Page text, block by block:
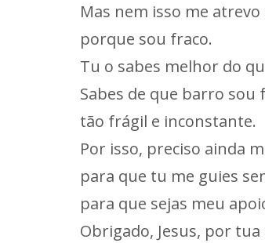
Mas nem isso me
porque sou fraco.
Tu o sabes melhor do
Sabes de que barro sou
tão frágil e inconstante.
Por isso, preciso ainda
para que tu me guies
para que sejas meu
Obrigado, Jesus, por tua